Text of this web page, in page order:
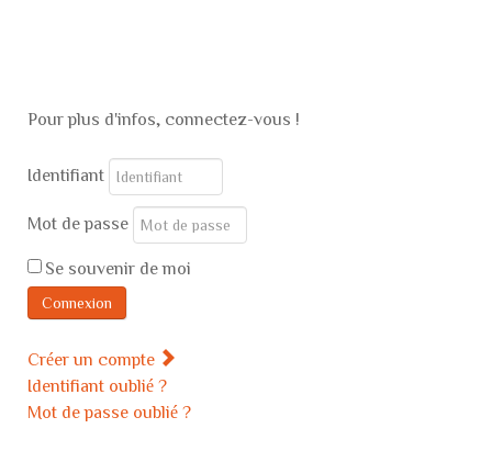
Pour plus d'infos, connectez-vous !
Identifiant
Mot de passe
Se souvenir de moi
Connexion
Créer un compte
Identifiant oublié ?
Mot de passe oublié ?